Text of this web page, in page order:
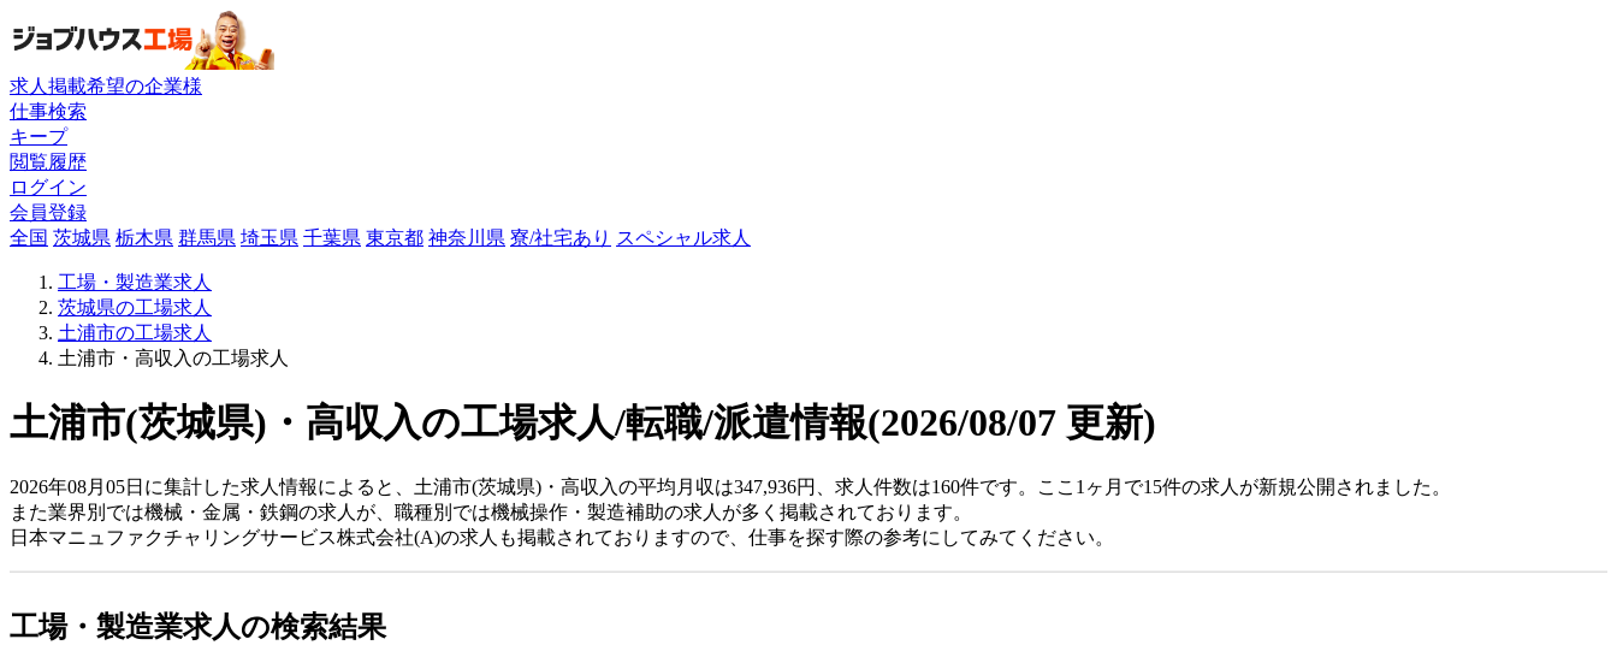
求人掲載希望の企業様
仕事検索
キープ
閲覧履歴
ログイン
会員登録
全国 茨城県 栃木県 群馬県 埼玉県 千葉県 東京都 神奈川県 寮/社宅あり スペシャル求人
工場・製造業求人
茨城県の工場求人
土浦市の工場求人
土浦市・高収入の工場求人
土浦市(茨城県)・高収入の工場求人/転職/派遣情報(2026/08/07 更新)
2026年08月05日に集計した求人情報によると、土浦市(茨城県)・高収入の平均月収は347,936円、求人件数は160件です。ここ1ヶ月で15件の求人が新規公開されました。
また業界別では機械・金属・鉄鋼の求人が、職種別では機械操作・製造補助の求人が多く掲載されております。
日本マニュファクチャリングサービス株式会社(A)の求人も掲載されておりますので、仕事を探す際の参考にしてみてください。
工場・製造業求人の検索結果